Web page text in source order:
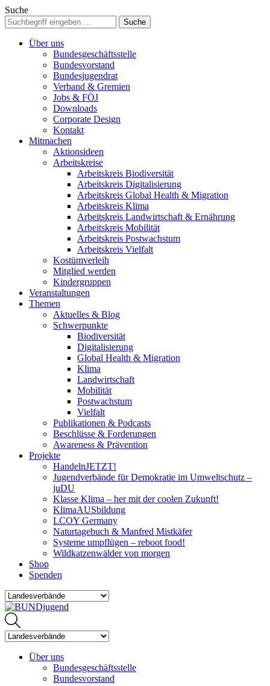
Suche
Über uns
Bundesgeschäftsstelle
Bundesvorstand
Bundesjugendrat
Verband & Gremien
Jobs & FÖJ
Downloads
Corporate Design
Kontakt
Mitmachen
Aktionsideen
Arbeitskreise
Arbeitskreis Biodiversität
Arbeitskreis Digitalisierung
Arbeitskreis Global Health & Migration
Arbeitskreis Klima
Arbeitskreis Landwirtschaft & Ernährung
Arbeitskreis Mobilität
Arbeitskreis Postwachstum
Arbeitskreis Vielfalt
Kostümverleih
Mitglied werden
Kindergruppen
Veranstaltungen
Themen
Aktuelles & Blog
Schwerpunkte
Biodiversität
Digitalisierung
Global Health & Migration
Klima
Landwirtschaft
Mobilität
Postwachstum
Vielfalt
Publikationen & Podcasts
Beschlüsse & Forderungen
Awareness & Prävention
Projekte
HandelnJETZT!
Jugendverbände für Demokratie im Umweltschutz –
juDU
Klasse Klima – her mit der coolen Zukunft!
KlimaAUSbildung
LCOY Germany
Naturtagebuch & Manfred Mistkäfer
Systeme umpflügen – reboot food!
Wildkatzenwälder von morgen
Shop
Spenden
Über uns
Bundesgeschäftsstelle
Bundesvorstand